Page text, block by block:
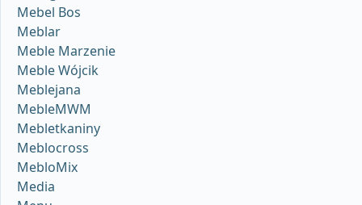
Mebel Bos
Meblar
Meble Marzenie
Meble Wójcik
Meblejana
MebleMWM
Mebletkaniny
Meblocross
MebloMix
Media